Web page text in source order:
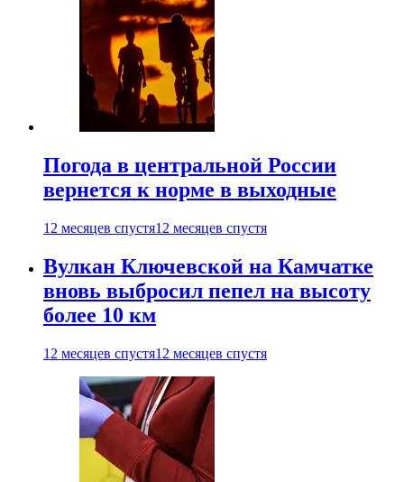
Погода в центральной России
вернется к норме в выходные
12 месяцев спустя12 месяцев спустя
Вулкан Ключевской на Камчатке
вновь выбросил пепел на высоту
более 10 км
12 месяцев спустя12 месяцев спустя